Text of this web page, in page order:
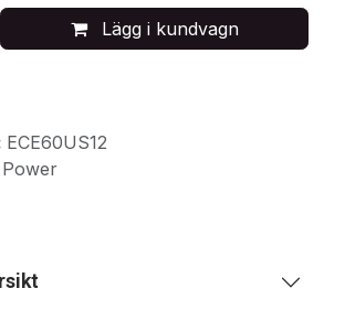
Lägg i kundvagn
ECE60US12